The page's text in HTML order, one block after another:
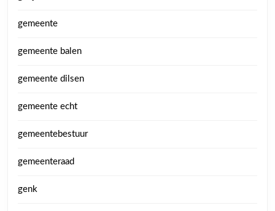
gemeente
gemeente balen
gemeente dilsen
gemeente echt
gemeentebestuur
gemeenteraad
genk